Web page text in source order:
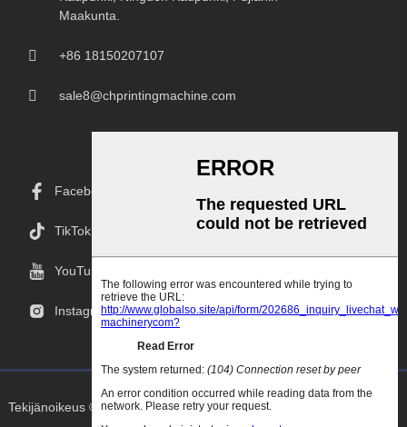
Maakunta.
+86 18150207107
sale8@chprintingmachine.com
Facebook
TikTok
YouTube
Instagramissa
Tekijänoikeus © 2025 Goodao.Cn Kaikki Oikeudet Pidätetään.